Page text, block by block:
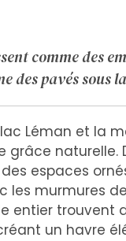
comme des
des pavés sous
Léman et la
naturelle.
espaces
murmures
entier trouvent
un havre